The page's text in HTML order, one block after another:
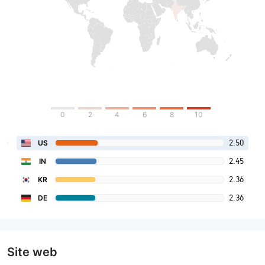
0 2 4 6 8 10
US 2.50
IN 2.45
KR 2.36
DE 2.36
Site web